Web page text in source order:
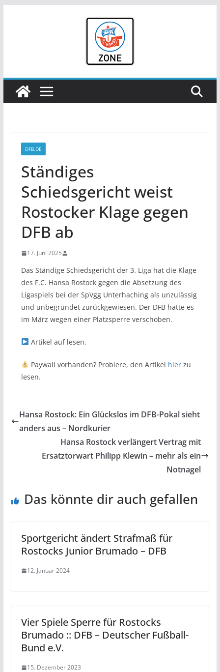
DFB.DE
Ständiges
Schiedsgericht weist
Rostocker Klage gegen
DFB ab
17. Juni 2025
Das Ständige Schiedsgericht der 3. Liga hat die Klage
des F.C. Hansa Rostock gegen die Absetzung des
Ligaspiels bei der SpVgg Unterhaching als unzulässig
und unbegründet zurückgewiesen. Der DFB hatte es
im März wegen einer Platzsperre verschoben.
Artikel auf lesen.
Paywall vorhanden? Probiere, den Artikel hierzu
lesen.
Hansa Rostock: Ein Glückslos im DFB-Pokal sieht
anders aus – Nordkurier
Hansa Rostock verlängert Vertrag mit
Ersatztorwart Philipp Klewin – mehr als ein
Notnagel
Das könnte dir auch gefallen
Sportgericht ändert Strafmaß für
Rostocks Junior Brumado – DFB
12. Januar 2024
Vier Spiele Sperre für Rostocks
Brumado :: DFB – Deutscher Fußball-
Bund e.V.
15. Dezember 2023